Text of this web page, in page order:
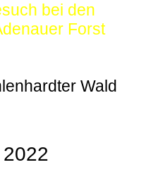
bei den
Forst
Wald